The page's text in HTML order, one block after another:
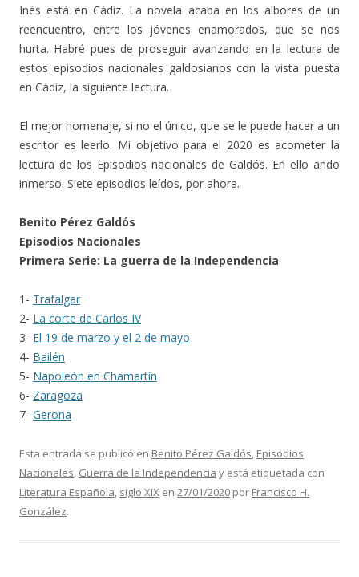
Inés está en Cádiz. La novela acaba en los albores de un
reencuentro, entre los jóvenes enamorados, que se nos
hurta. Habré pues de proseguir avanzando en la lectura de
estos episodios nacionales galdosianos con la vista puesta
en Cádiz, la siguiente lectura.
El mejor homenaje, si no el único, que se le puede hacer a un
escritor es leerlo. Mi objetivo para el 2020 es acometer la
lectura de los Episodios nacionales de Galdós. En ello ando
inmerso. Siete episodios leídos, por ahora.
Benito Pérez Galdós
Episodios Nacionales
Primera Serie: La guerra de la Independencia
1- Trafalgar
2- La corte de Carlos IV
3- El 19 de marzo y el 2 de mayo
4- Bailén
5- Napoleón en Chamartín
6- Zaragoza
7- Gerona
Esta entrada se publicó en Benito Pérez Galdós, Episodios
Nacionales, Guerra de la Independencia y está etiquetada con
Literatura Española, siglo XIX en 27/01/2020 por Francisco H.
González.